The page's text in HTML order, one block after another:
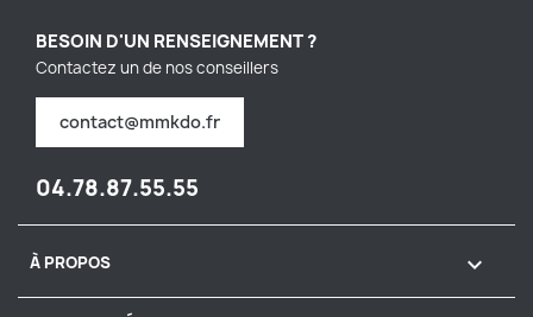
BESOIN D'UN RENSEIGNEMENT ?
Contactez un de nos conseillers
contact@mmkdo.fr
04.78.87.55.55
À PROPOS 